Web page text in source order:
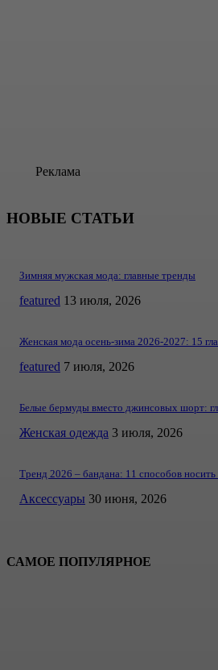
Реклама
НОВЫЕ СТАТЬИ
Зимняя мужская мода: главные тренды
featured 13 июля, 2026
Женская мода осень-зима 2026-2027: 15
featured 7 июля, 2026
Белые бермуды вместо джинсовых шорт:
Женская одежда 3 июля, 2026
Тренд 2026 – бандана: 11 способов
Аксессуары 30 июня, 2026
САМОЕ ПОПУЛЯРНОЕ